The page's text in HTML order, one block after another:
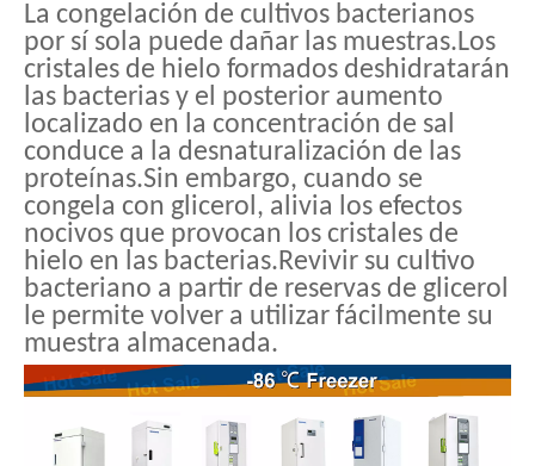
La congelación de cultivos bacterianos
por sí sola puede dañar las muestras.Los
cristales de hielo formados deshidratarán
las bacterias y el posterior aumento
localizado en la concentración de sal
conduce a la desnaturalización de las
proteínas.Sin embargo, cuando se
congela con glicerol, alivia los efectos
nocivos que provocan los cristales de
hielo en las bacterias.Revivir su cultivo
bacteriano a partir de reservas de glicerol
le permite volver a utilizar fácilmente su
muestra almacenada.